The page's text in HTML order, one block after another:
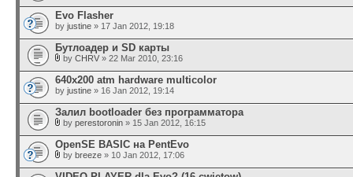
Evo Flasher
by justine » 17 Jan 2012, 19:18
Бутлоадер и SD карты
by CHRV » 22 Mar 2010, 23:16
640x200 atm hardware multicolor
by justine » 16 Jan 2012, 19:14
Залил bootloader без программатора
by perestoronin » 15 Jan 2012, 16:15
OpenSE BASIC на PentEvo
by breeze » 10 Jan 2012, 17:06